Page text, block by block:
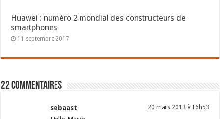
Huawei : numéro 2 mondial des constructeurs de
smartphones
11 septembre 2017
22 commentaires
sebaast 20 mars 2013 à 16h53